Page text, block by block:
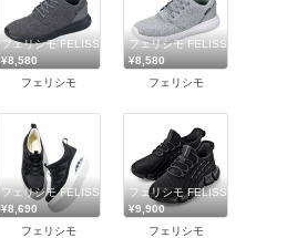
フェリシモ FELISSIMO
¥8,580
フェリシモ
フェリシモ FELISSIMO
¥8,580
フェリシモ
フェリシモ FELISSIMO
¥8,690
フェリシモ
フェリシモ FELISSIMO
¥9,900
フェリシモ